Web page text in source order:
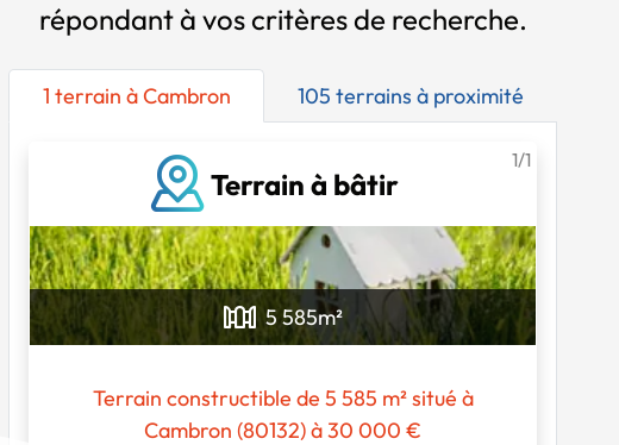
répondant à vos critères de recherche.
Chargement...
1 terrain à Cambron 105 terrains à proximité
Terrain à bâtir
1/1
5 585m²
Terrain constructible de 5 585 m² situé à
Cambron (80132) à 30 000 €